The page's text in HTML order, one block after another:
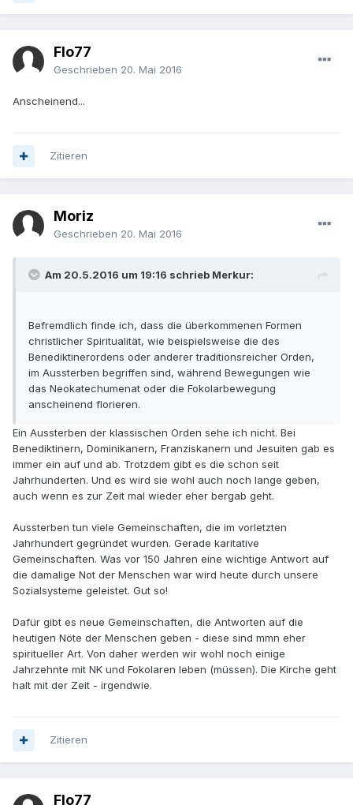
Flo77
Geschrieben 20. Mai 2016
Anscheinend...
Zitieren
Moriz
Geschrieben 20. Mai 2016
Am 20.5.2016 um 19:16 schrieb Merkur:
Befremdlich finde ich, dass die überkommenen Formen
christlicher Spiritualität, wie beispielsweise die des
Benediktinerordens oder anderer traditionsreicher Orden,
im Aussterben begriffen sind, während Bewegungen wie
das Neokatechumenat oder die Fokolarbewegung
anscheinend florieren.
Ein Aussterben der klassischen Orden sehe ich nicht. Bei
Benediktinern, Dominikanern, Franziskanern und Jesuiten gab es
immer ein auf und ab. Trotzdem gibt es die schon seit
Jahrhunderten. Und es wird sie wohl auch noch lange geben,
auch wenn es zur Zeit mal wieder eher bergab geht.
Aussterben tun viele Gemeinschaften, die im vorletzten
Jahrhundert gegründet wurden. Gerade karitative
Gemeinschaften. Was vor 150 Jahren eine wichtige Antwort auf
die damalige Not der Menschen war wird heute durch unsere
Sozialsysteme geleistet. Gut so!
Dafür gibt es neue Gemeinschaften, die Antworten auf die
heutigen Nöte der Menschen geben - diese sind mmn eher
spiritueller Art. Von daher werden wir wohl noch einige
Jahrzehnte mit NK und Fokolaren leben (müssen). Die Kirche geht
halt mit der Zeit - irgendwie.
Zitieren
Flo77